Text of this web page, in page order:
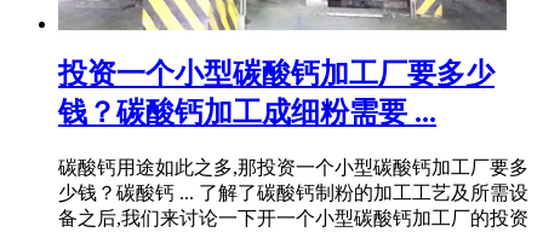
投资一个小型碳酸钙加工厂要多少
钱？碳酸钙加工成细粉需要 ...
碳酸钙用途如此之多,那投资一个小型碳酸钙加工厂要多
少钱？碳酸钙 ... 了解了碳酸钙制粉的加工工艺及所需设
备之后,我们来讨论一下开一个小型碳酸钙加工厂的投资